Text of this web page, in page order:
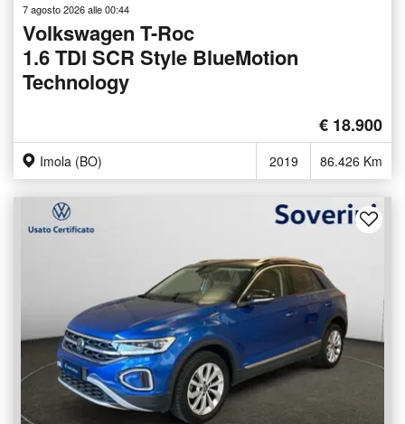
7 agosto 2026 alle 00:44
Volkswagen T-Roc
1.6 TDI SCR Style BlueMotion
Technology
€ 18.900
Imola (BO) 2019 86.426 Km